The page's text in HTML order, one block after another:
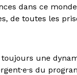
dans ce monde
de toutes les
toujours une
du